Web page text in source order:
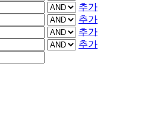
추가
추가
추가
추가